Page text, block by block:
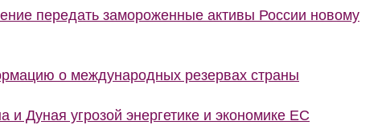
передать замороженные активы России новому
о международных резервах страны
Дуная угрозой энергетике и экономике ЕС